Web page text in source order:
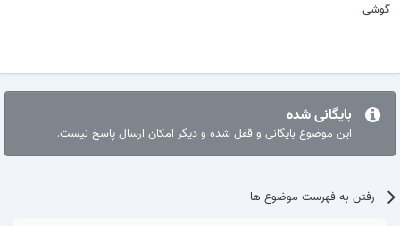
گوشی
بایگانی شده
این موضوع بایگانی و قفل شده و دیگر امکان ارسال پاسخ نیست.
رفتن به فهرست موضوع ها